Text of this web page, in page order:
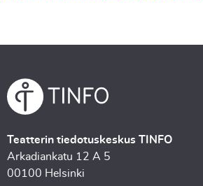
Teatterin tiedotuskeskus TINFO
Arkadiankatu 12 A 5
00100 Helsinki